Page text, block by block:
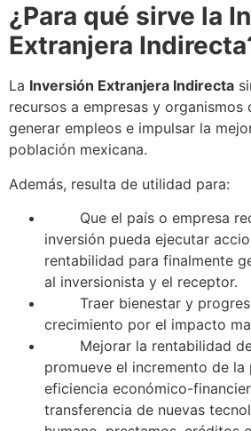
¿Para qué sirve la
Extranjera Indirecta
La Inversión Extranjera Indirecta
recursos a empresas y organismos
generar empleos e impulsar la
población mexicana.
Además, resulta de utilidad para:
Que el país o empresa
inversión pueda ejecutar
rentabilidad para finalmente
al inversionista y el receptor.
Traer bienestar y
crecimiento por el impacto
Mejorar la rentabilidad
promueve el incremento de
eficiencia económico-
transferencia de nuevas